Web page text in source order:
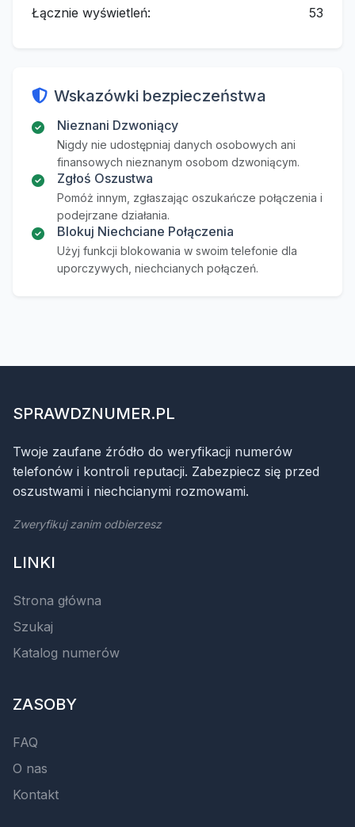
Łącznie wyświetleń: 53
Wskazówki bezpieczeństwa
Nieznani Dzwoniący
Nigdy nie udostępniaj danych osobowych ani
finansowych nieznanym osobom dzwoniącym.
Zgłoś Oszustwa
Pomóż innym, zgłaszając oszukańcze połączenia i
podejrzane działania.
Blokuj Niechciane Połączenia
Użyj funkcji blokowania w swoim telefonie dla
uporczywych, niechcianych połączeń.
SPRAWDZNUMER.PL
Twoje zaufane źródło do weryfikacji numerów
telefonów i kontroli reputacji. Zabezpiecz się przed
oszustwami i niechcianymi rozmowami.
Zweryfikuj zanim odbierzesz
LINKI
Strona główna
Szukaj
Katalog numerów
ZASOBY
FAQ
O nas
Kontakt